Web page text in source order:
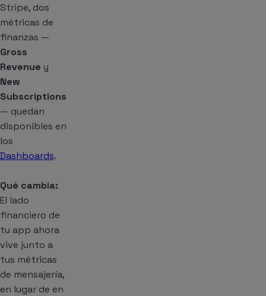
Stripe, dos
métricas de
finanzas —
Gross
Revenue y
New
Subscriptions
— quedan
disponibles en
los
Dashboards.
Qué cambia:
El lado
financiero de
tu app ahora
vive junto a
tus métricas
de mensajería,
en lugar de en